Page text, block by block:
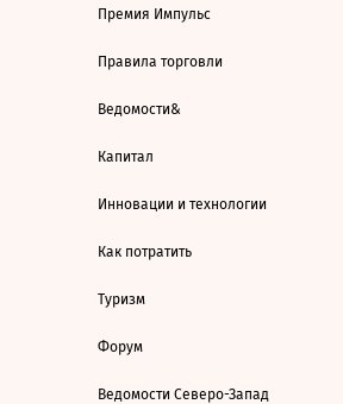
Премия Импульс
Правила торговли
Ведомости&
Капитал
Инновации и технологии
Как потратить
Туризм
Форум
Ведомости Северо-Запад